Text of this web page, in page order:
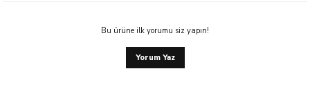
Bu ürüne ilk yorumu siz yapın!
Yorum Yaz